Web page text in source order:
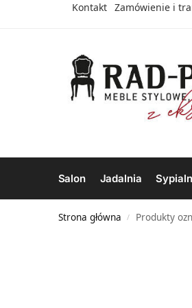
Kontakt Zamówienie i
Salon Jadalnia
Strona główna / Produkty